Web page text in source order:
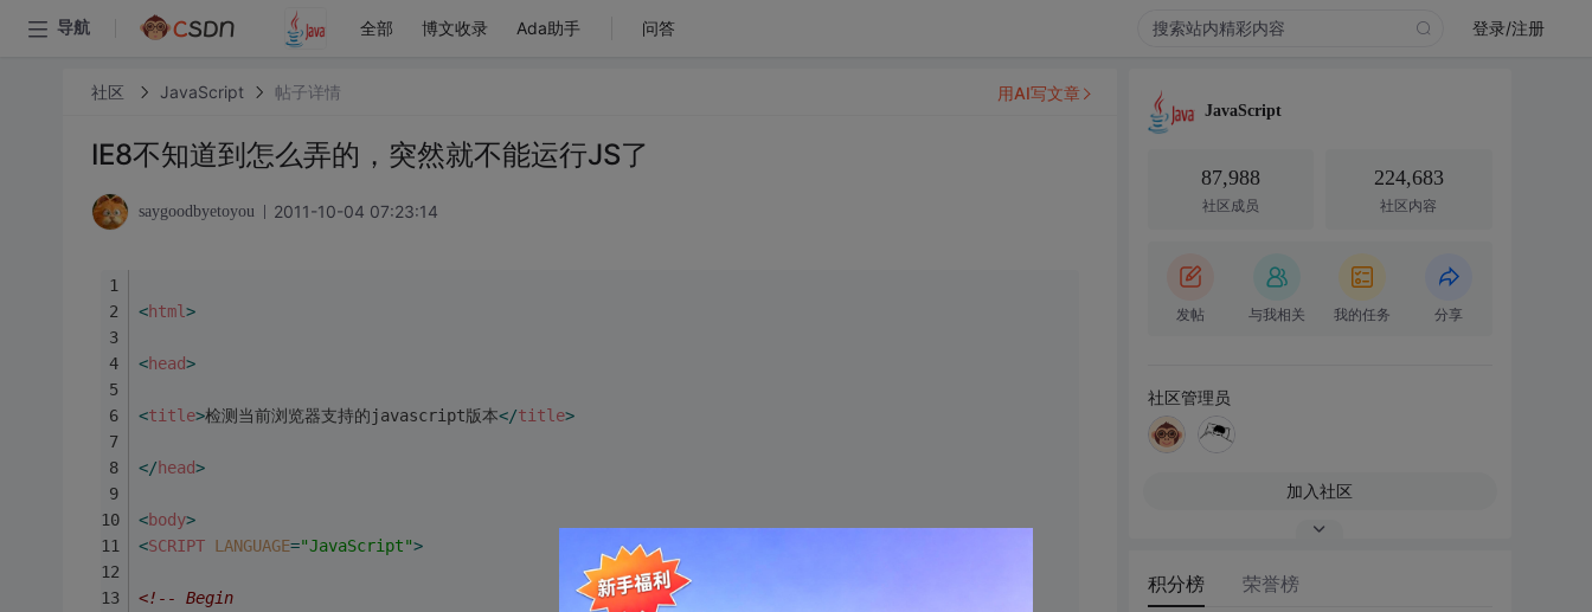
导航 全部 博文收录 Ada助手 问答 登录/注册
社区 JavaScript 帖子详情
IE8不知道到怎么弄的，突然就不能运行JS了
saygoodbyetoyou 2011-10-04 07:23:14
<html >
<head>
<title>检测当前浏览器支持的javascript版本</title>
</head>
<body>
<SCRIPT LANGUAGE="JavaScript">
<!-- Begin
用AI写文章
JavaScript
87,988
社区成员
224,683
社区内容
发帖 与我相关 我的任务 分享
社区管理员
加入社区
积分榜 荣誉榜